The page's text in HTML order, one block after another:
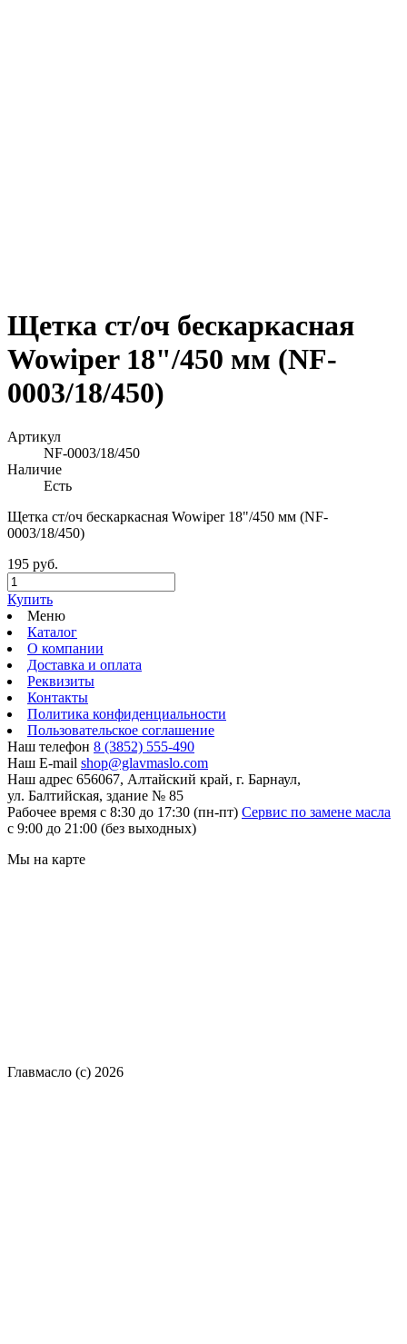
Щетка ст/оч бескаркасная
Wowiper 18"/450 мм (NF-
0003/18/450)
Артикул
NF-0003/18/450
Наличие
Есть
Щетка ст/оч бескаркасная Wowiper 18"/450 мм (NF-
0003/18/450)
195 руб.
Купить
Меню
Каталог
О компании
Доставка и оплата
Реквизиты
Контакты
Политика конфиденциальности
Пользовательское соглашение
Наш телефон 8 (3852) 555-490
Наш E-mail shop@glavmaslo.com
Наш адрес 656067, Алтайский край, г. Барнаул,
ул. Балтийская, здание № 85
Рабочее время с 8:30 до 17:30 (пн-пт) Сервис по замене масла
с 9:00 до 21:00 (без выходных)
Мы на карте
Главмасло (с) 2026